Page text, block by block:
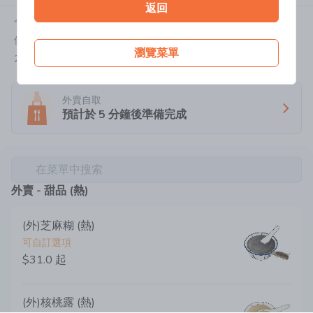
返回
瀏覽菜單
今天:24小時營業
佐敦白加士街113-115號地鋪
2384 3862
外賣自取
預計於5 分鐘後準備完成
在菜單中搜索
外賣 - 甜品 (熱)
(外)芝麻糊 (熱)
可自訂選項
$31.0 起
(外)核桃露 (熱)